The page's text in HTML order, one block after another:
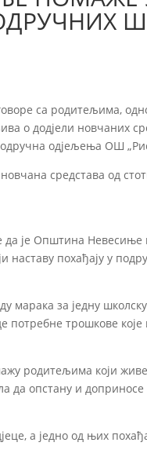
са родитељима,
о додјели новчаних
одјељења ОШ
средстава од
је Општина Невесиње
наставу похађају у
марака за једну
потребне трошкове
родитељима који
да опстану и
а једно од њих